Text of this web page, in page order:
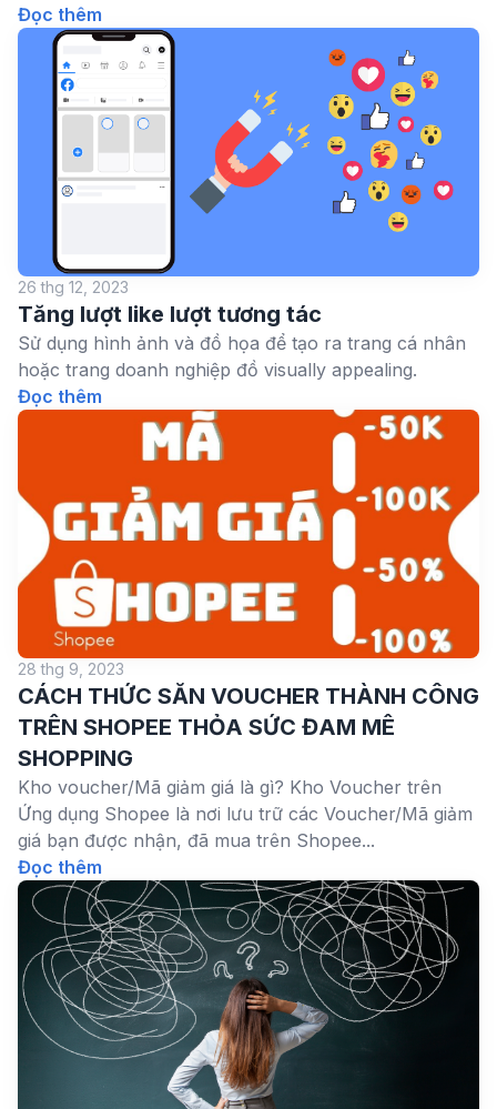
Đọc thêm
26 thg 12, 2023
Tăng lượt like lượt tương tác
Sử dụng hình ảnh và đồ họa để tạo ra trang cá nhân
hoặc trang doanh nghiệp đồ visually appealing.
Đọc thêm
28 thg 9, 2023
CÁCH THỨC SĂN VOUCHER THÀNH CÔNG
TRÊN SHOPEE THỎA SỨC ĐAM MÊ
SHOPPING
Kho voucher/Mã giảm giá là gì? Kho Voucher trên
Ứng dụng Shopee là nơi lưu trữ các Voucher/Mã giảm
giá bạn được nhận, đã mua trên Shopee...
Đọc thêm